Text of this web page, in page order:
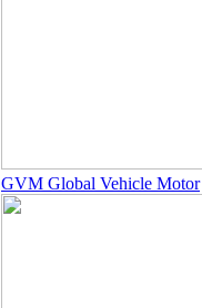
GVM Global Vehicle Motor